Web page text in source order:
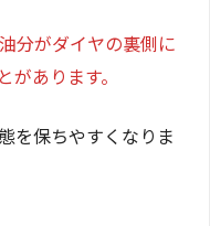
分がダイヤの裏側に
あります。
を保ちやすくなりま